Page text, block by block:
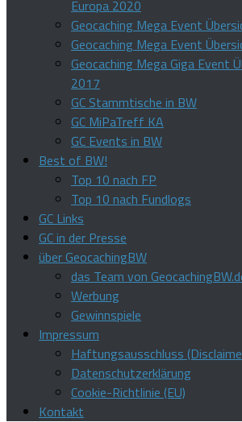
Europa 2020
Geocaching Mega Event
Geocaching Mega Event
Geocaching Mega Giga Event
2017
GC Stammtische in BW
GC MiPaTreff KA
GC Events in BW
Best of BW!
Top 10 nach FP
Top 10 nach Fundlogs
GC Links
GC in der Presse
über GeocachingBW
das Team von
Werbung
Gewinnspiele
Impressum
Haftungsausschluss
Datenschutzerklärung
Cookie-Richtlinie (EU)
Kontakt